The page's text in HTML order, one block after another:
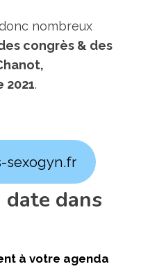
nombreux
congrès & des
2021.
dans
à votre agenda